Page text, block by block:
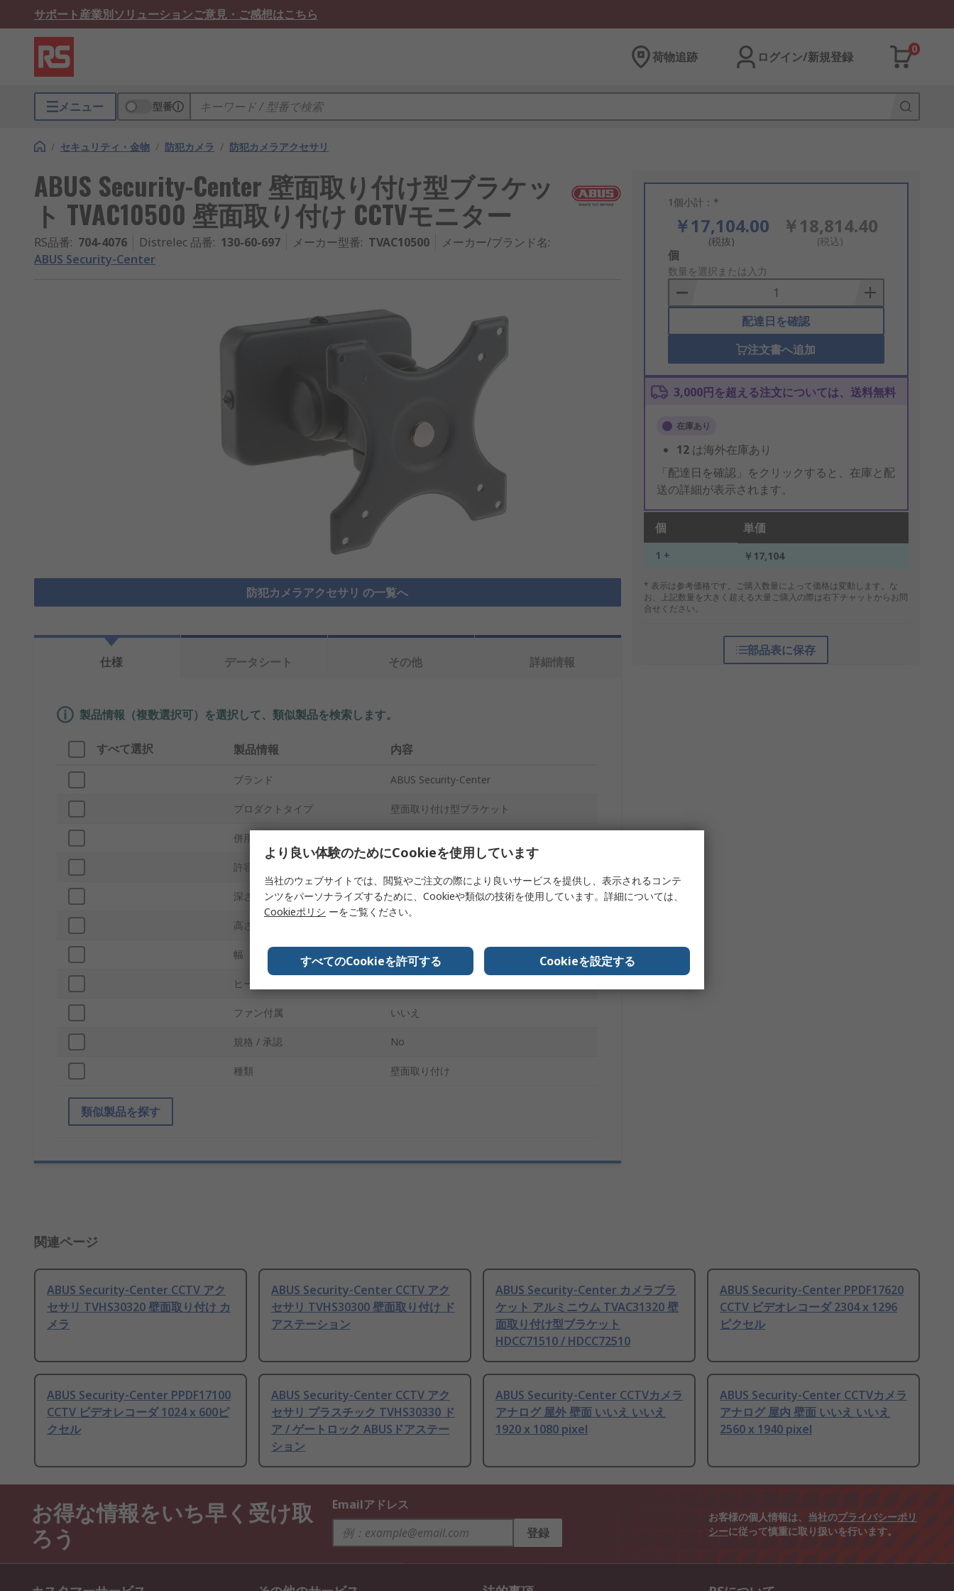
サポート産業別ソリューションご意見・ご感想はこちら
荷物追跡 ログイン/新規登録
0
メニュー 型番
/ セキュリティ・金物 / 防犯カメラ / 防犯カメラアクセサリ
ABUS Security-Center 壁面取り付け型ブラケッ
ト TVAC10500 壁面取り付け CCTVモニター
RS品番: 704-4076 Distrelec 品番: 130-60-697 メーカー型番: TVAC10500 メーカー/ブランド名:
ABUS Security-Center
防犯カメラアクセサリ の一覧へ
1個小計：*
￥17,104.00
(税抜)
￥18,814.40
(税込)
Add
to
Basket
個
数量を選択または入力
配達日を確認
注文書へ追加
3,000円を超える注文については、送料無料
在庫あり
12 は海外在庫あり
「配達日を確認」をクリックすると、在庫と配
送の詳細が表示されます。
個 単価
1 + ￥17,104
* 表示は参考価格です。ご購入数量によって価格は変動します。な
お、上記数量を大きく超える大量ご購入の際は右下チャットからお問
合せください。
部品表に保存
仕様 データシート その他 詳細情報
製品情報（複数選択可）を選択して、類似製品を検索します。
すべて選択 製品情報 内容
ブランド ABUS Security-Center
プロダクトタイプ 壁面取り付け型ブラケット
併用可能製品
許容荷重
深さ 13mm
高さ
幅 120mm
ヒーター付属
ファン付属 いいえ
規格 / 承認 No
種類 壁面取り付け
類似製品を探す
関連ページ
ABUS Security-Center CCTV アク
セサリ TVHS30320 壁面取り付け カ
メラ
ABUS Security-Center CCTV アク
セサリ TVHS30300 壁面取り付け ド
アステーション
ABUS Security-Center カメラブラ
ケット アルミニウム TVAC31320 壁
面取り付け型ブラケット
HDCC71510 / HDCC72510
ABUS Security-Center PPDF17620
CCTV ビデオレコーダ 2304 x 1296
ピクセル
ABUS Security-Center PPDF17100
CCTV ビデオレコーダ 1024 x 600ピ
クセル
ABUS Security-Center CCTV アク
セサリ プラスチック TVHS30330 ド
ア / ゲートロック ABUSドアステー
ション
ABUS Security-Center CCTVカメラ
アナログ 屋外 壁面 いいえ いいえ
1920 x 1080 pixel
ABUS Security-Center CCTVカメラ
アナログ 屋内 壁面 いいえ いいえ
2560 x 1940 pixel
お得な情報をいち早く受け取
ろう
Emailアドレス
登録
お客様の個人情報は、当社のプライバシーポリ
シーに従って慎重に取り扱いを行います。
より良い体験のためにCookieを使用しています
当社のウェブサイトでは、閲覧やご注文の際により良いサービスを提供し、表示されるコンテ
ンツをパーソナライズするために、Cookieや類似の技術を使用しています。詳細については、
Cookieポリシ ーをご覧ください。
すべてのCookieを許可する Cookieを設定する